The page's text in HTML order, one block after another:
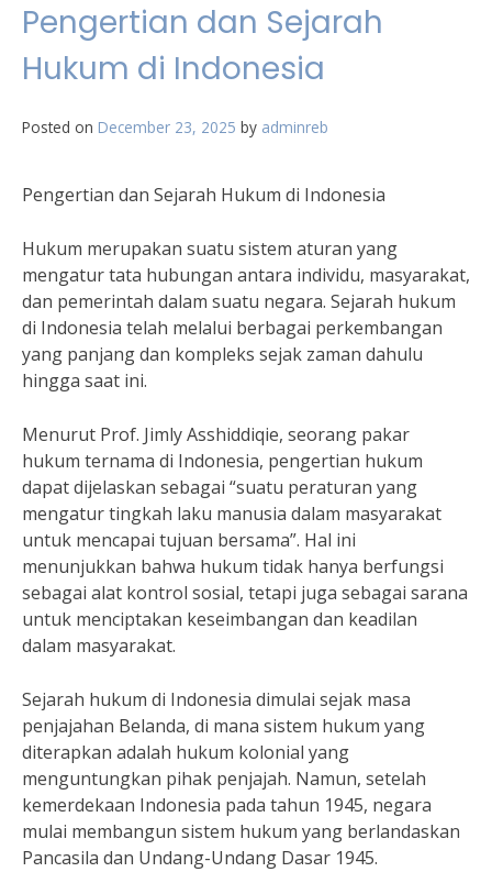
Pengertian dan Sejarah
Hukum di Indonesia
Posted on December 23, 2025 by adminreb
Pengertian dan Sejarah Hukum di Indonesia
Hukum merupakan suatu sistem aturan yang
mengatur tata hubungan antara individu, masyarakat,
dan pemerintah dalam suatu negara. Sejarah hukum
di Indonesia telah melalui berbagai perkembangan
yang panjang dan kompleks sejak zaman dahulu
hingga saat ini.
Menurut Prof. Jimly Asshiddiqie, seorang pakar
hukum ternama di Indonesia, pengertian hukum
dapat dijelaskan sebagai “suatu peraturan yang
mengatur tingkah laku manusia dalam masyarakat
untuk mencapai tujuan bersama”. Hal ini
menunjukkan bahwa hukum tidak hanya berfungsi
sebagai alat kontrol sosial, tetapi juga sebagai sarana
untuk menciptakan keseimbangan dan keadilan
dalam masyarakat.
Sejarah hukum di Indonesia dimulai sejak masa
penjajahan Belanda, di mana sistem hukum yang
diterapkan adalah hukum kolonial yang
menguntungkan pihak penjajah. Namun, setelah
kemerdekaan Indonesia pada tahun 1945, negara
mulai membangun sistem hukum yang berlandaskan
Pancasila dan Undang-Undang Dasar 1945.